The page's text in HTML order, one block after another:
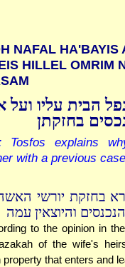
NAFAL HA'BAYIS
HILLEL OMRIM
הבית עליו ועל
בחזקתן
Tosfos explains
with a previous
בחזקת יורשי
והיוצאין עמה
to the opinion in
of the wife's
property that enters and